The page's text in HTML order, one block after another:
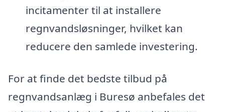
incitamenter til at installere
regnvandsløsninger, hvilket kan
reducere den samlede investering.
For at finde det bedste tilbud på
regnvandsanlæg i Buresø anbefales det